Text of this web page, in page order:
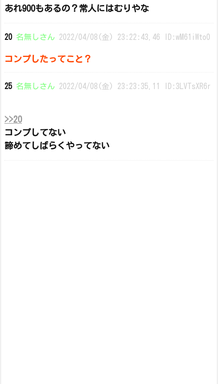
あれ900もあるの？常人にはむりやな
20 名無しさん 2022/04/08(金) 23:22:43.46 ID:wM61iWto0
コンプしたってこと？
25 名無しさん 2022/04/08(金) 23:23:35.11 ID:3LVTsXR6r
>>20
コンプしてない
諦めてしばらくやってない